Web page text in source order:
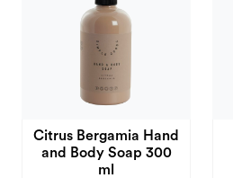
Citrus Bergamia Hand
and Body Soap 300
ml